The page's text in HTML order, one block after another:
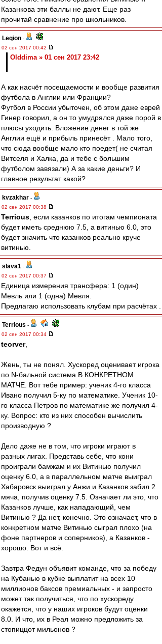
Казанкова эти баллы не дают. Еще раз
прочитай сравнение про школьников.
Leqion -
02 сен 2017 00:42
Olddima » 01 сен 2017 23:42
А как насчёт посещаемости и вообще развития
футбола в Англии или Франции?
Футбол в России убыточен, об этом даже еврей
Гинер говорил, а он то умудрялся даже порой в
плюсы уходить. Вложение денег в той же
Англии ещё и прибыль принесёт . Мало того,
что сюда вообще мало кто поедет( не считая
Витселя и Халка, да и тебе с большим
футболом завязали) А за какие деньги? И
главное результат какой?
kvzakhar -
02 сен 2017 00:38
Terrious , если казанков по итогам чемпионата
будет иметь среднюю 7.5, а витинью 6.0, это
будет значить что казанков реально круче
витинью.
slava1 -
02 сен 2017 00:37
Единица измерения трансфера: 1 (один)
Мевль или 1 (одна) Мевля.
Предлагаю использовать клубам при расчётах .
Terrious -
02 сен 2017 00:34
teorver,
Жень, ты не понял. Хускоред оценивает игрока
по N-бальной система В КОНКРЕТНОМ
МАТЧЕ. Вот тебе пример: ученик 4-го класса
Ивано получил 5-ку по математике. Ученик 10-
го класса Петров по математике же получил 4-
ку. Вопрос: кто из них способен вычислить
производную ?
Дело даже не в том, что игроки играют в
разных лигах. Представь себе, что кони
проиграли бамжам и их Витинью получил
оценку 6.0, а в параллельном матче выиграл
Хабаровск выиграл у Анжи и Казанков забил 2
мяча, получив оценку 7.5. Означает ли это, что
Казанков лучше, как нападающий, чем
Витинью ? Да нет, конечно. Это означает, что в
конкретном матче Витинью сыграл плохо (на
фоне партнеров и соперников), а Казанков -
хорошо. Вот и всё.
Завтра Федун объявит команде, что за победу
на Кубанью в кубке выплатит на всех 10
миллионов баксов премиальных - и запросто
может так получиться, что по хускореду
окажется, что у наших игроков будут оценки
8.0. И что, их в Реал можно предложить за
стопиццот мильонов ?